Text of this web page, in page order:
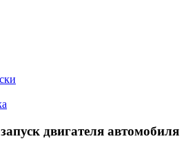
двигателя автомобиля